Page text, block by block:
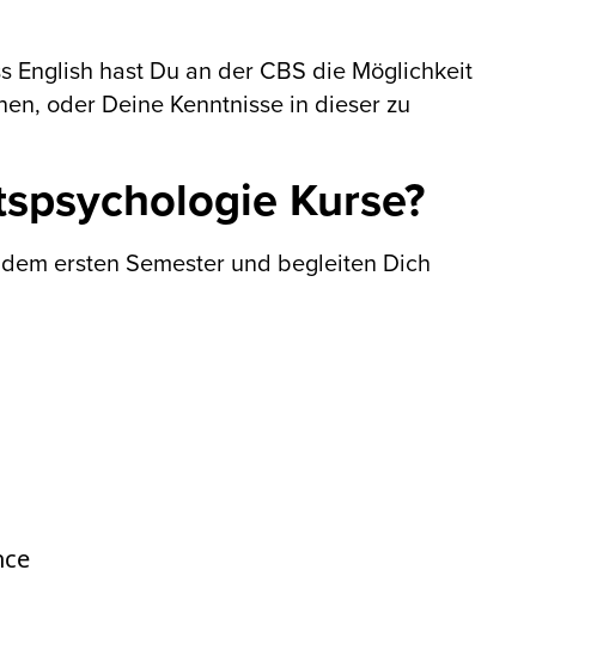
English hast Du an der CBS die Möglichkeit
oder Deine Kenntnisse in dieser zu
Kurse?
ersten Semester und begleiten Dich